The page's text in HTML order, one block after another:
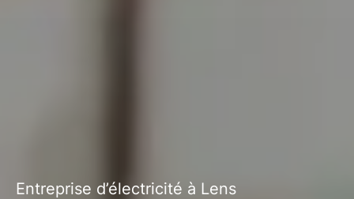
Entreprise d’électricité à Lens